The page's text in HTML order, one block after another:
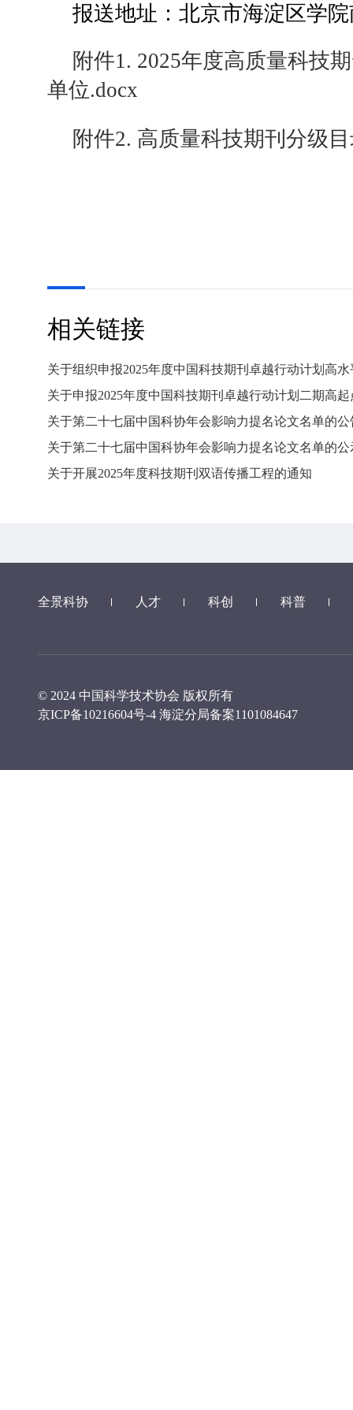
报送地址：北京市海淀区学
附件1. 2025年度高质量科技
单位.docx
附件2. 高质量科技期刊分级
相关链接
关于组织申报2025年度中国科技期刊卓越行动计划高
关于申报2025年度中国科技期刊卓越行动计划二期高
关于第二十七届中国科协年会影响力提名论文名单的公
关于第二十七届中国科协年会影响力提名论文名单的公
关于开展2025年度科技期刊双语传播工程的通知
全景科协 人才 科创 科普
© 2024 中国科学技术协会 版权所有
京ICP备10216604号-4 海淀分局备案1101084647